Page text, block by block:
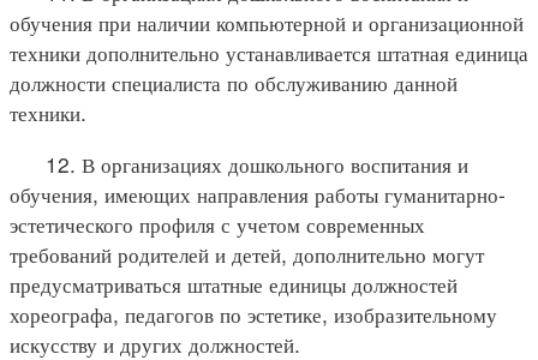
обучения при наличии компьютерной и организационной
техники дополнительно устанавливается штатная единица
должности специалиста по обслуживанию данной
техники.
12. В организациях дошкольного воспитания и
обучения, имеющих направления работы гуманитарно-
эстетического профиля с учетом современных
требований родителей и детей, дополнительно могут
предусматриваться штатные единицы должностей
хореографа, педагогов по эстетике, изобразительному
искусству и других должностей.